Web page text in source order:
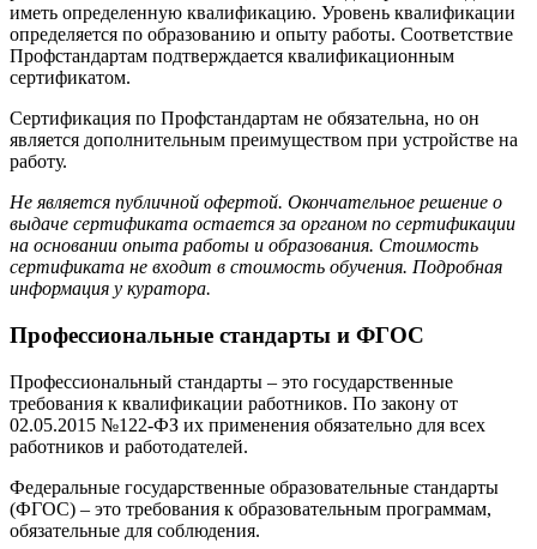
иметь определенную квалификацию. Уровень квалификации
определяется по образованию и опыту работы. Соответствие
Профстандартам подтверждается квалификационным
сертификатом.
Сертификация по Профстандартам не обязательна, но он
является дополнительным преимуществом при устройстве на
работу.
Не является публичной офертой. Окончательное решение о
выдаче сертификата остается за органом по сертификации
на основании опыта работы и образования. Стоимость
сертификата не входит в стоимость обучения. Подробная
информация у куратора.
Профессиональные стандарты и ФГОС
Профессиональный стандарты – это государственные
требования к квалификации работников. По закону от
02.05.2015 №122-ФЗ их применения обязательно для всех
работников и работодателей.
Федеральные государственные образовательные стандарты
(ФГОС) – это требования к образовательным программам,
обязательные для соблюдения.